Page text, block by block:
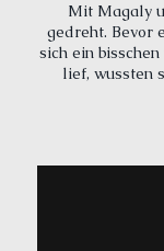
Mit Magaly
gedreht. Bevor
sich ein
lief, wussten